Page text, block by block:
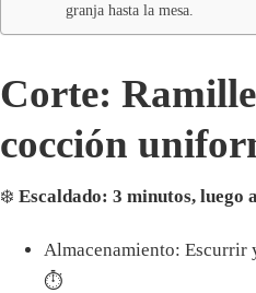
granja hasta la mesa.
Corte:
cocción
❄️ Escaldado: 3 minutos, luego
Almacenamiento: Escurrir
⏱️